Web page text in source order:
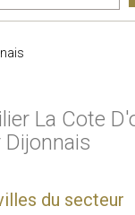
La Cote
du secteur